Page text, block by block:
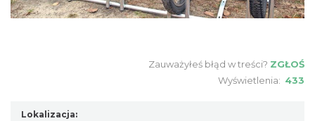
Zauważyłeś błąd w treści? ZGŁOŚ
Wyświetlenia: 433
Lokalizacja: